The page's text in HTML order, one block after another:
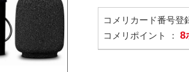
コメリカード番号登
コメリポイント ： 8